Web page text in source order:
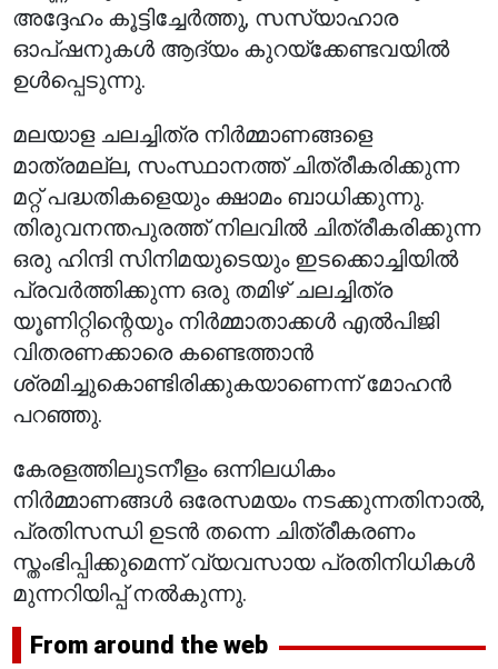
അദ്ദേഹം കൂട്ടിച്ചേർത്തു, സസ്യാഹാര
ഓപ്ഷനുകൾ ആദ്യം കുറയ്ക്കേണ്ടവയിൽ
ഉൾപ്പെടുന്നു.
മലയാള ചലച്ചിത്ര നിർമ്മാണങ്ങളെ
മാത്രമല്ല, സംസ്ഥാനത്ത് ചിത്രീകരിക്കുന്ന
മറ്റ് പദ്ധതികളെയും ക്ഷാമം ബാധിക്കുന്നു.
തിരുവനന്തപുരത്ത് നിലവിൽ ചിത്രീകരിക്കുന്ന
ഒരു ഹിന്ദി സിനിമയുടെയും ഇടക്കൊച്ചിയിൽ
പ്രവർത്തിക്കുന്ന ഒരു തമിഴ് ചലച്ചിത്ര
യൂണിറ്റിന്റെയും നിർമ്മാതാക്കൾ എൽ‌പി‌ജി
വിതരണക്കാരെ കണ്ടെത്താൻ
ശ്രമിച്ചുകൊണ്ടിരിക്കുകയാണെന്ന് മോഹൻ
പറഞ്ഞു.
കേരളത്തിലുടനീളം ഒന്നിലധികം
നിർമ്മാണങ്ങൾ ഒരേസമയം നടക്കുന്നതിനാൽ,
പ്രതിസന്ധി ഉടൻ തന്നെ ചിത്രീകരണം
സ്തംഭിപ്പിക്കുമെന്ന് വ്യവസായ പ്രതിനിധികൾ
മുന്നറിയിപ്പ് നൽകുന്നു.
From around the web